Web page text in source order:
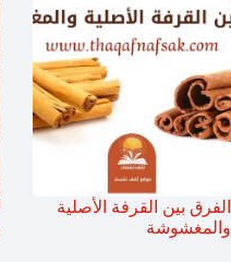
الفرق بين القرفة الأصلية
والمغشوشة